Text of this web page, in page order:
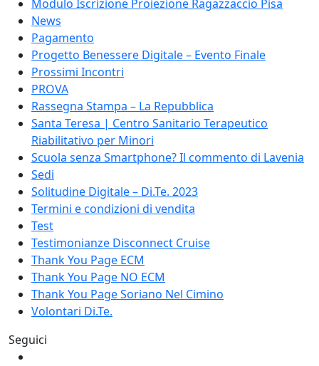
Modulo Iscrizione Proiezione Ragazzaccio Pisa
News
Pagamento
Progetto Benessere Digitale – Evento Finale
Prossimi Incontri
PROVA
Rassegna Stampa – La Repubblica
Santa Teresa | Centro Sanitario Terapeutico
Riabilitativo per Minori
Scuola senza Smartphone? Il commento di Lavenia
Sedi
Solitudine Digitale – Di.Te. 2023
Termini e condizioni di vendita
Test
Testimonianze Disconnect Cruise
Thank You Page ECM
Thank You Page NO ECM
Thank You Page Soriano Nel Cimino
Volontari Di.Te.
Seguici